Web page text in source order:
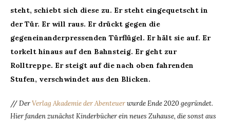
steht, schiebt sich diese zu. Er steht eingequetscht in
der Tür. Er will raus. Er drückt gegen die
gegeneinanderpressenden Türflügel. Er hält sie auf. Er
torkelt hinaus auf den Bahnsteig. Er geht zur
Rolltreppe. Er steigt auf die nach oben fahrenden
Stufen, verschwindet aus den Blicken.
//DerVerlag Akademie der Abenteuerwurde Ende 2020 gegründet.
Hier fanden zunächst Kinderbücher ein neues Zuhause, die sonst aus